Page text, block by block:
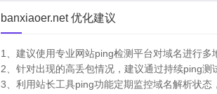
banxiaoer.net 优化建议
1、建议使用专业网站ping检测平台对域名进行
2、针对出现的高丢包情况，建议通过持续ping
3、利用站长工具ping功能定期监控域名解析状